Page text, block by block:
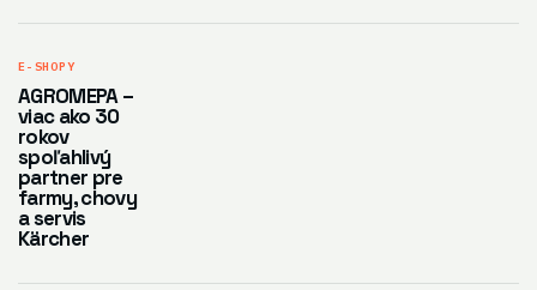
E-SHOPY
AGROMEPA –
viac ako 30
rokov
spoľahlivý
partner pre
farmy, chovy
a servis
Kärcher